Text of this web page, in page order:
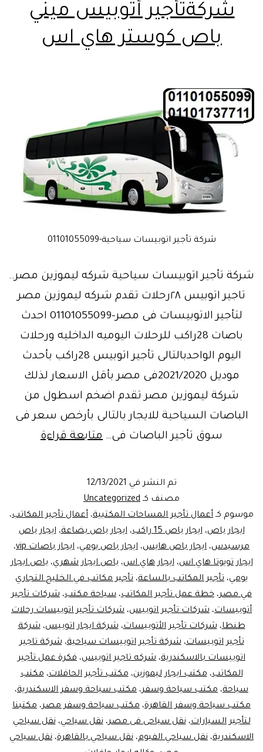
شركةتأجير أتوبيس ميني
باص كوستر هاي اس
شركة تأجير اتوبيسات سياحية-01101055099
شركة تأجير اتوبيسات سياحية شركه ليموزين مصر..
تاجير اتوبيس ٢٨رحلات تقدم شركه ليموزين مصر
لتأجير الاتوبيسات فى مصر-01101055099 احدث
باصات 28راكب للرحلات اليوميه الداخليه ورحلات
اليوم الواحدبالتالى تأجير اتوبيس 28راكب بأحدث
موديل 2021/2020فى مصر بأقل الاسعار لذلك
شركة ليموزين مصر تقدم اضخم اسطول من
الباصات السياحية للايجار بالتالى بأرخص سعر فى
سوق تأجير الباصات فى… متابعة قراءة
كوستر
هاي
اس
تم النشر في 12/13/2021
مصنف كـ Uncategorized
موسوم كـ أعمال تأجير المساحات المكتبية، أعمال تأجير المكاتب،
ايجار باص،ايجار باص 15 راكب ،ايجار باص بضاعة،ايجار باص
مرسيدس، ايجار باص هايس، ايجار باص يومي، ايجار باصات vip
،
ايجار تويوتا هاي اس،ايجار هاي اس،باص ايجار شهري،باص ايجار
يومي، تأجير المكاتب بالساعة، تأجير مكاتب في الخليج التجاري
في مصر، خطة عمل تأجير المكاتب، سياحة مكتب، شركات تأجير
أتوبيسات، شركات تأجير اتوبيس، شركات تأجير اتوبيسات رحلات
طنطا،شركات تأجير الأتوبيسات،شركة ايجار اتوبيس،شركة
تأجير اتوبيسات،شركة تأجير اتوبيسات سياحية،شركة تاجير
اتوبيسات بالاسكندرية، شركه تاجير اتوبيس، فكرة عمل تأجير
المكاتب،مكتب ايجار ليموزين،مكتب تأجير الحافلات،مكتب
سياحة، مكتب سياحة وسفر، مكتب سياحة وسفر الاسكندرية،
مكتب سياحة وسفر القاهرة، مكتب سياحة وسفر مصر، مكتبنا
لتأجير السيارات،نقل سياحى فى مصر،نقل سياحي،نقل سياحي
الاسكندرية، نقل سياحي الفيوم، نقل سياحي بالقاهرة، نقل سياحي